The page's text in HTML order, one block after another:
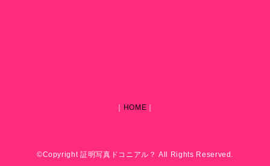
HOME
©Copyright 証明写真ドコニアル？ All Rights Reserved.